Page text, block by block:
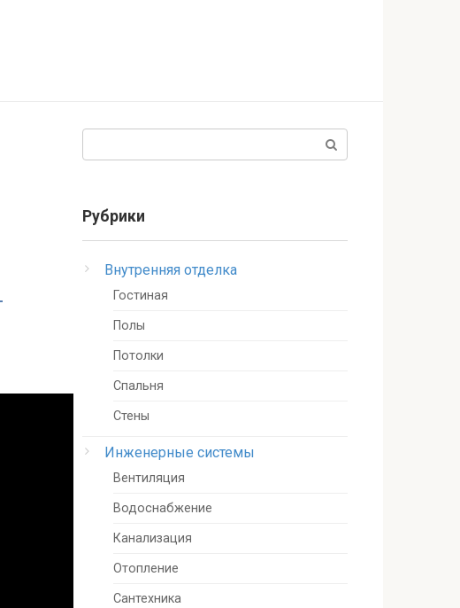
Рубрики
Внутренняя отделка
Гостиная
Полы
Потолки
Спальня
Стены
Инженерные системы
Вентиляция
Водоснабжение
Канализация
Отопление
Сантехника